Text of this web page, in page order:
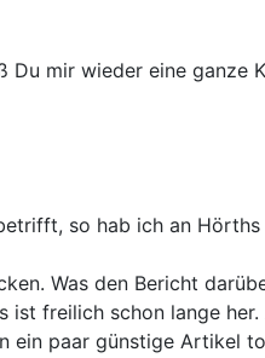
Du mir wieder eine
so hab ich an
Was den Bericht
ist freilich schon lange
ein paar günstige Artikel